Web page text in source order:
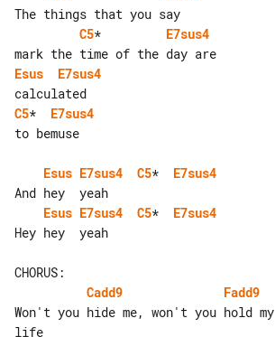
C5* E7sus4
Esus
E7sus4
C5* E7sus4
to bemuse
Esus E7sus4 C5* E7sus4
Esus E7sus4 C5* E7sus4
Hey hey  yeah
Cadd9
Fadd9
Won't you hide me, won't you hold my